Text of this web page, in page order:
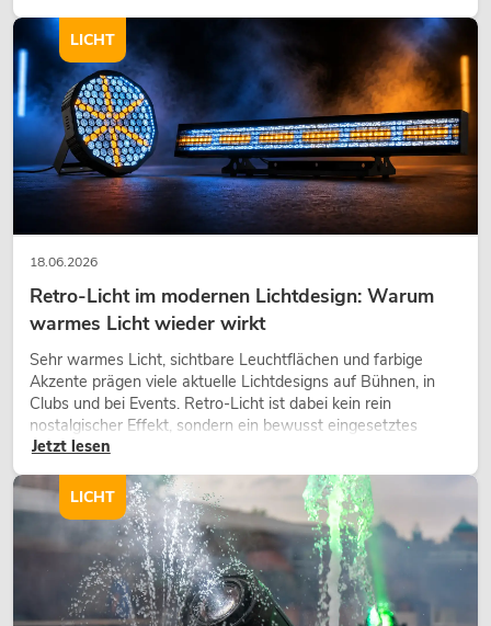
modernen Raumkonzept.
18.06.2026
Retro-Licht im modernen Lichtdesign: Warum
warmes Licht wieder wirkt
Sehr warmes Licht, sichtbare Leuchtflächen und farbige
Akzente prägen viele aktuelle Lichtdesigns auf Bühnen, in
Clubs und bei Events. Retro-Licht ist dabei kein rein
nostalgischer Effekt, sondern ein bewusst eingesetztes
Gestaltungsmittel: Es schafft Atmosphäre, gibt Szenen
Charakter und kann technische LED-Setups emotionaler
wirken lassen.
Jetzt lesen
LICHT
LICHT